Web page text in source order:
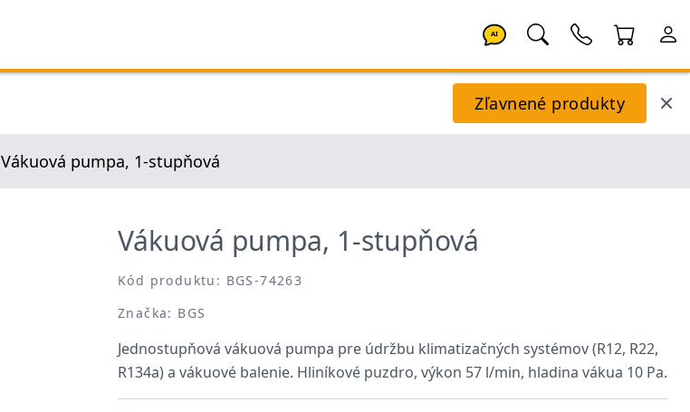
AI
Zľavnené produkty
Vákuová pumpa, 1-stupňová
Vákuová pumpa, 1-stupňová
Kód produktu: BGS-74263
Značka: BGS
Jednostupňová vákuová pumpa pre údržbu klimatizačných systémov (R12, R22,
R134a) a vákuové balenie. Hliníkové puzdro, výkon 57 l/min, hladina vákua 10 Pa.